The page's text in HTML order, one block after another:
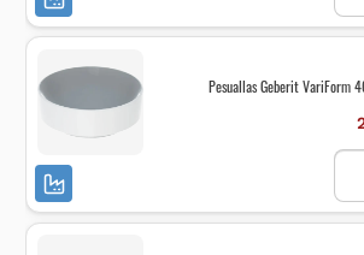
Pesuallas Geberit VariForm